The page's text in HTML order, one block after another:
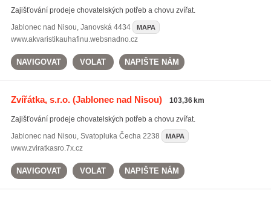
Zajišťování prodeje chovatelských potřeb a chovu zvířat.
Jablonec nad Nisou, Janovská 4434 MAPA
www.akvaristikauhafinu.websnadno.cz
NAVIGOVAT VOLAT NAPIŠTE NÁM
Zvířátka, s.r.o.(Jablonec nad Nisou) 103,36 km
Zajišťování prodeje chovatelských potřeb a chovu zvířat.
Jablonec nad Nisou, Svatopluka Čecha 2238 MAPA
www.zviratkasro.7x.cz
NAVIGOVAT VOLAT NAPIŠTE NÁM